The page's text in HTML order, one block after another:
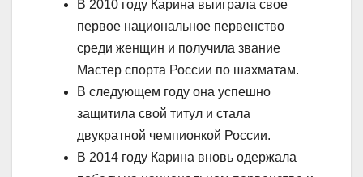
В 2010 году Карина выиграла свое
первое национальное первенство
среди женщин и получила звание
Мастер спорта России по шахматам.
В следующем году она успешно
защитила свой титул и стала
двукратной чемпионкой России.
В 2014 году Карина вновь одержала